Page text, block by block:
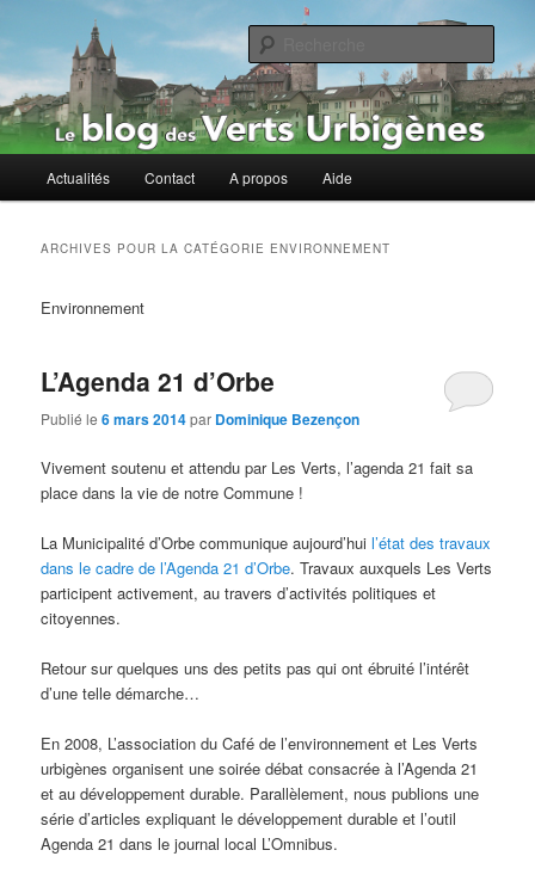
Le blog des Verts Urbigènes
principal
Aller
Aller
Actualités Contact A propos Aide
ARCHIVES POUR LA CATÉGORIE ENVIRONNEMENT
Environnement
L’Agenda 21 d’Orbe
Publié le6 mars 2014par Dominique Bezençon
Vivement soutenu et attendu par Les Verts, l’agenda 21 fait sa
place dans la vie de notre Commune !
La Municipalité d’Orbe communique aujourd’huil’état des travaux
dans le cadre de l’Agenda 21 d’Orbe. Travaux auxquels Les Verts
participent activement, au travers d’activités politiques et
citoyennes.
Retour sur quelques uns des petits pas qui ont ébruité l’intérêt
d’une telle démarche…
En 2008, L’association du Café de l’environnement et Les Verts
urbigènes organisent une soirée débat consacrée à l’Agenda 21
et au développement durable. Parallèlement, nous publions une
série d’articles expliquant le développement durable et l’outil
Agenda 21 dans le journal local L’Omnibus.